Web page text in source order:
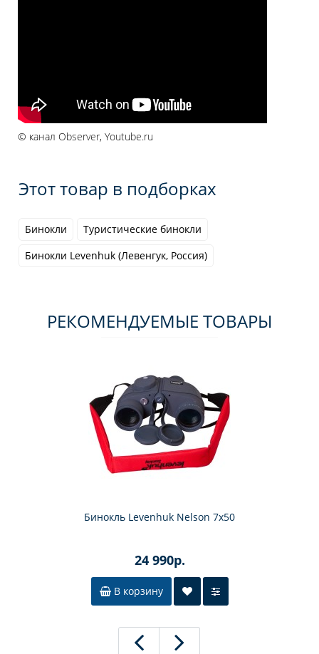
© канал Observer, Youtube.ru
Этот товар в подборках
Бинокли
Туристические бинокли
Бинокли Levenhuk (Левенгук, Россия)
РЕКОМЕНДУЕМЫЕ ТОВАРЫ
Бинокль Levenhuk Nelson 7x50
24 990р.
В корзину